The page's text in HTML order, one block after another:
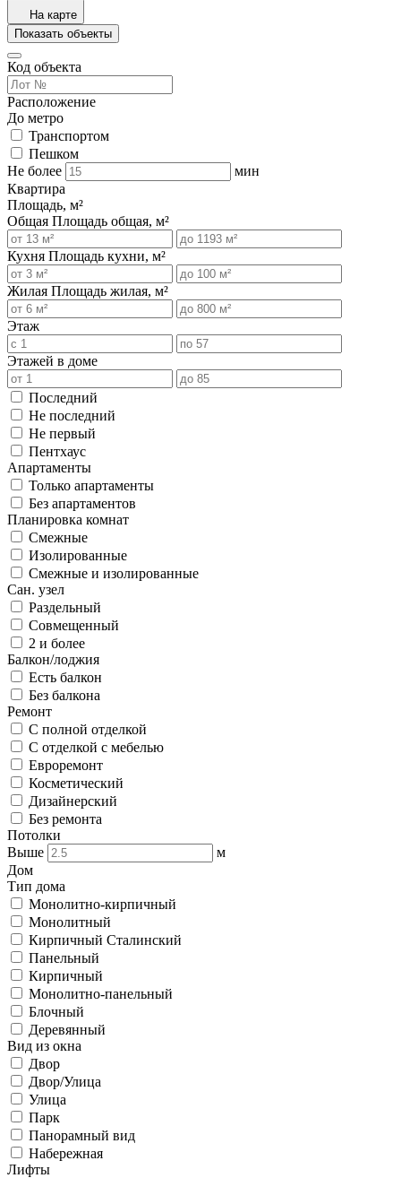
На карте
Показать объекты
Код объекта
Расположение
До метро
Транспортом
Пешком
Не более
мин
Квартира
Площадь, м²
Общая Площадь общая, м²
Кухня Площадь кухни, м²
Жилая Площадь жилая, м²
Этаж
Этажей в доме
Последний
Не последний
Не первый
Пентхаус
Апартаменты
Только апартаменты
Без апартаментов
Планировка комнат
Смежные
Изолированные
Смежные и изолированные
Сан. узел
Раздельный
Совмещенный
2 и более
Балкон/лоджия
Есть балкон
Без балкона
Ремонт
С полной отделкой
С отделкой с мебелью
Евроремонт
Косметический
Дизайнерский
Без ремонта
Потолки
Выше
м
Дом
Тип дома
Монолитно-кирпичный
Монолитный
Кирпичный Сталинский
Панельный
Кирпичный
Монолитно-панельный
Блочный
Деревянный
Вид из окна
Двор
Двор/Улица
Улица
Парк
Панорамный вид
Набережная
Лифты